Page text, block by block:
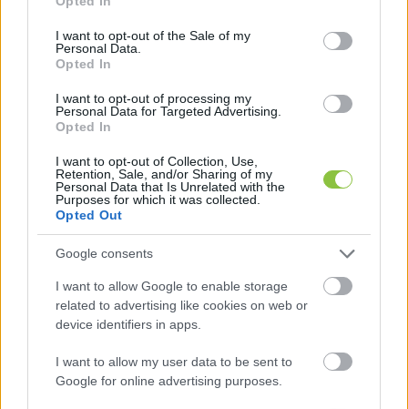
use your data for below specified purposes in below Google
consent section.
I want to opt-out of the Sale of my
Personal Data.
Opted In
I want to opt-out of processing my
Personal Data for Targeted Advertising.
Opted In
I want to opt-out of Collection, Use,
Retention, Sale, and/or Sharing of my
Personal Data that Is Unrelated with the
Purposes for which it was collected.
Opted Out
Google consents
I want to allow Google to enable storage
related to advertising like cookies on web or
device identifiers in apps.
I want to allow my user data to be sent to
Google for online advertising purposes.
nem kívántak nyilatkozni, később azonban egy, a
párthoz tartozó személyként bemutatkozó férfi
kilépett az épületből, és röviden válaszolt a
kérdéseinkre. Elmondása szerint a háttérben
intenzív mozgósítás zajlik, és meggyőződésük,
hogy a Fidesz „hatalmas győzelmet” fog aratni.
Párt szimpatizánsai részéről tapasztalható